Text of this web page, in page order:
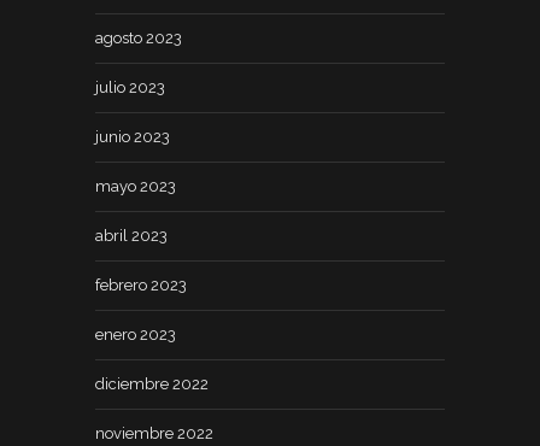
agosto 2023
julio 2023
junio 2023
mayo 2023
abril 2023
febrero 2023
enero 2023
diciembre 2022
noviembre 2022